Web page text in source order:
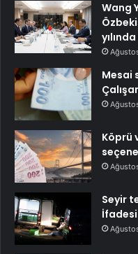
Wang
Mesai
Köprü
Seyir
İfadesi